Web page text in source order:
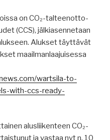
on CO₂-talteenotto-
(CCS), jälkiasennetaan
Alukset täyttävät
maailmanlaajuisessa
wartsila-to-
with-ccs-ready-
alusliikenteen CO₂-
ja vastaa nyt n. 10